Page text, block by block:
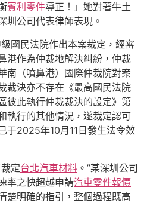
賓利零件導正！」她對著牛土
圳公司代表律師表現。
國民法院作出本案裁定，經審
港作為仲裁地解決糾紛，仲裁
南（噴鼻港）國際仲裁院對案
裁決亦不存在《最高國民法院
彼此執行仲裁裁決的設定》第
執行的其他情況，遂裁定認可
于2025年10月11日發生法令效
定台北汽車材料 。”某深圳公司
率之快超越申請汽車零件報價
楚明確的指引，整個過程既高